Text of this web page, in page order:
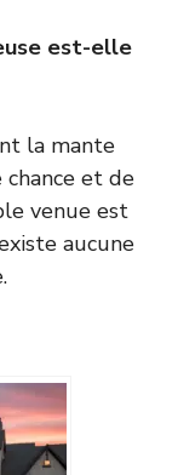
est-elle
la mante
et de
venue est
aucune